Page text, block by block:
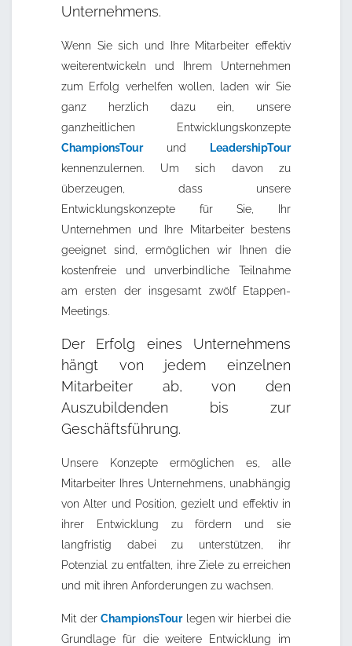
Unternehmens.
Wenn Sie sich und Ihre Mitarbeiter effektiv
weiterentwickeln und Ihrem Unternehmen
zum Erfolg verhelfen wollen, laden wir Sie
ganz herzlich dazu ein, unsere
ganzheitlichen Entwicklungskonzepte
ChampionsTourund LeadershipTour
kennenzulernen. Um sich davon zu
überzeugen, dass unsere
Entwicklungskonzepte für Sie, Ihr
Unternehmen und Ihre Mitarbeiter bestens
geeignet sind, ermöglichen wir Ihnen die
kostenfreie und unverbindliche Teilnahme
am ersten der insgesamt zwölf Etappen-
Meetings.
Der Erfolg eines Unternehmens
hängt von jedem einzelnen
Mitarbeiter ab, von den
Auszubildenden bis zur
Geschäftsführung.
Unsere Konzepte ermöglichen es, alle
Mitarbeiter Ihres Unternehmens, unabhängig
von Alter und Position, gezielt und effektiv in
ihrer Entwicklung zu fördern und sie
langfristig dabei zu unterstützen, ihr
Potenzial zu entfalten, ihre Ziele zu erreichen
und mit ihren Anforderungen zu wachsen.
Mit der ChampionsTourlegen wir hierbei die
Grundlage für die weitere Entwicklung im